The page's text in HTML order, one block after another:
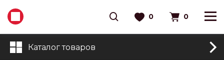
0 0
Каталог товаров